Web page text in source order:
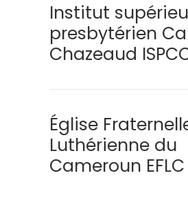
Institut
presbytérien
Chazeaud
Église
Luthérienne du
Cameroun EFLC